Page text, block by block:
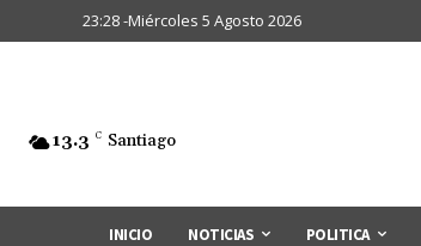
23:28 -Miércoles 5 Agosto 2026
13.3 C Santiago
INICIO NOTICIAS POLITICA